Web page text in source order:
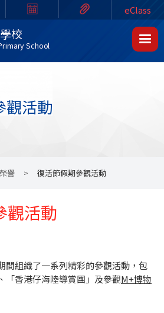
校
School
eClass
觀活動
譽 > 復活節假期參觀活動
觀活動
間組織了一系列精彩的參觀活動，包
「香港仔海陸導賞團」及參觀M+博物